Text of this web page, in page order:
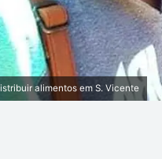
alimentos em S. Vicente